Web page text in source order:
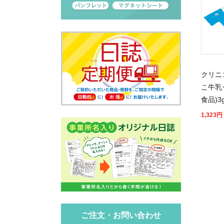
ご注文・お問い合わせ
クリ
こ牛
食品
1,323円